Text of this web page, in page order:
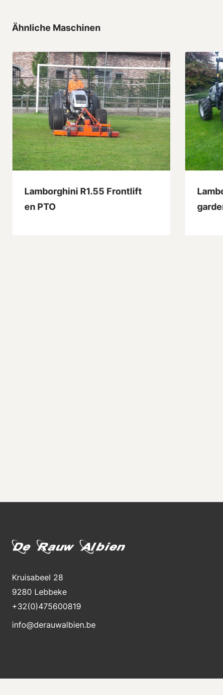
Ähnliche Maschinen
Lamborghini R1.55 Frontlift
en PTO
Kruisabeel 28
9280 Lebbeke
+32(0)475600819
info@derauwalbien.be
Bleiben Sie über neue Lagerbestände auf dem